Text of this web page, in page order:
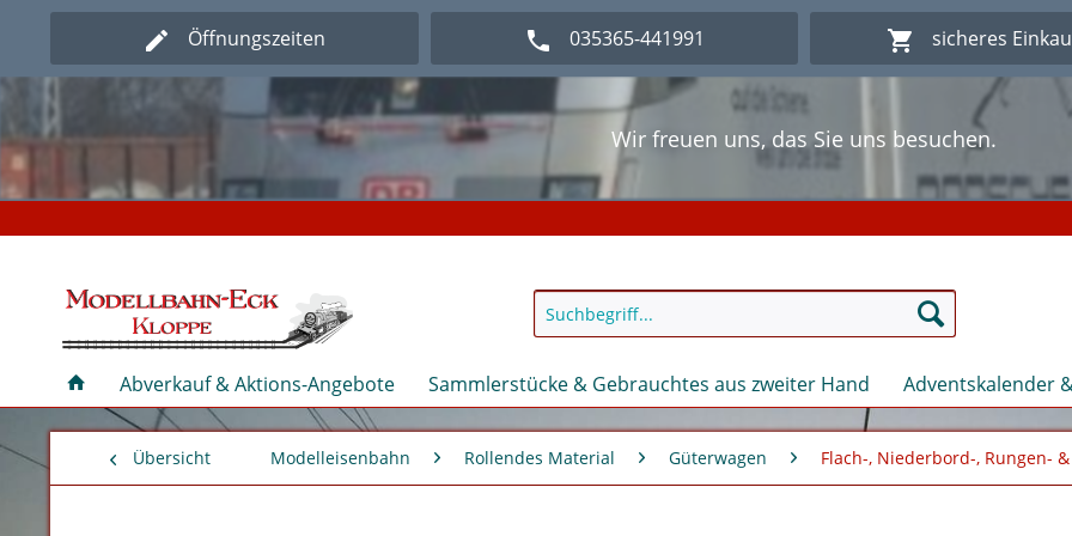
Öffnungszeiten 035365-441991 sicheres
Wir freuen uns, das Sie uns besuchen.
Herzlich Willkommen im Onlineshop Modellbahn - Eck
Wir freuen uns, das Sie uns besuchen.
Herzlich Willkommen im Onlineshop Modellbahn - Eck
Abverkauf & Aktions-Angebote Sammlerstücke & Gebrauchtes aus zweiter Hand Adventskalender
Übersicht Modelleisenbahn Rollendes Material Güterwagen Flach-, Niederbord-, Rungen-